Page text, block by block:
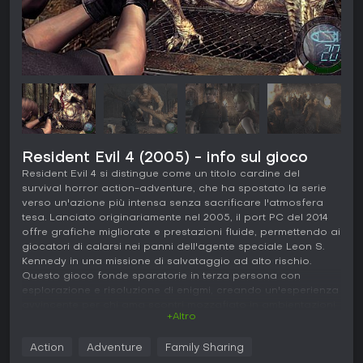
Resident Evil 4 (2005) - info sul gioco
Resident Evil 4 si distingue come un titolo cardine del
survival horror action-adventure, che ha spostato la serie
verso un'azione più intensa senza sacrificare l'atmosfera
tesa. Lanciato originariamente nel 2005, il port PC del 2014
offre grafiche migliorate e prestazioni fluide, permettendo ai
giocatori di calarsi nei panni dell'agente speciale Leon S.
Kennedy in una missione di salvataggio ad alto rischio.
Questo gioco fonde sparatorie in terza persona con
esplorazione e risoluzione di enigmi, creando un'esperienza
Gameplay
+Altro
Action Adventure Family Sharing